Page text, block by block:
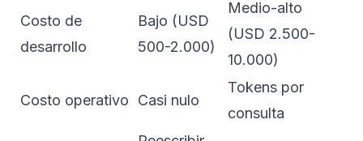
Costo de
desarrollo
Bajo (USD
500-2.000)
Medio-alto
(USD 2.500-
10.000)
Costo operativo Casi nulo
Tokens por
consulta